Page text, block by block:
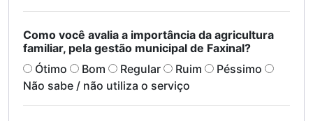
Como você avalia a importância da agricultura
familiar, pela gestão municipal de Faxinal?
Ótimo
Bom Regular Ruim
Péssimo
Não sabe / não utiliza o serviço